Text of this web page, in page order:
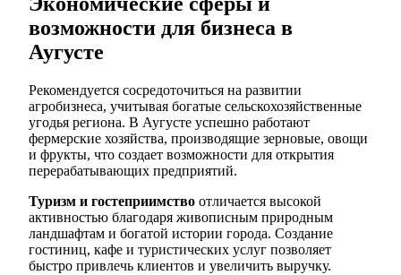
возможности для бизнеса в
Аугусте
Рекомендуется сосредоточиться на развитии
агробизнеса, учитывая богатые сельскохозяйственные
угодья региона. В Аугусте успешно работают
фермерские хозяйства, производящие зерновые, овощи
и фрукты, что создает возможности для открытия
перерабатывающих предприятий.
Туризм и гостеприимство отличается высокой
активностью благодаря живописным природным
ландшафтам и богатой истории города. Создание
гостиниц, кафе и туристических услуг позволяет
быстро привлечь клиентов и увеличить выручку.